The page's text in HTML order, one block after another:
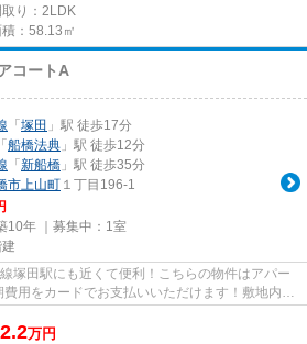
取り：2LDK
：58.13㎡
コートA
「 塚田 」駅 徒歩17分
「 船橋法典 」駅 徒歩12分
「 新船橋 」駅 徒歩35分
市上山町 １丁目196-1
10年 ｜募集中： 1室
塚田駅にも近くて便利！こちらの物件はアパー
費用をカードでお支払いいただけます！敷地内ご
万円